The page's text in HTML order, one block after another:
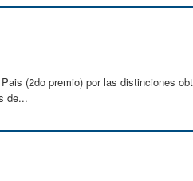
(2do premio) por las distinciones
de...